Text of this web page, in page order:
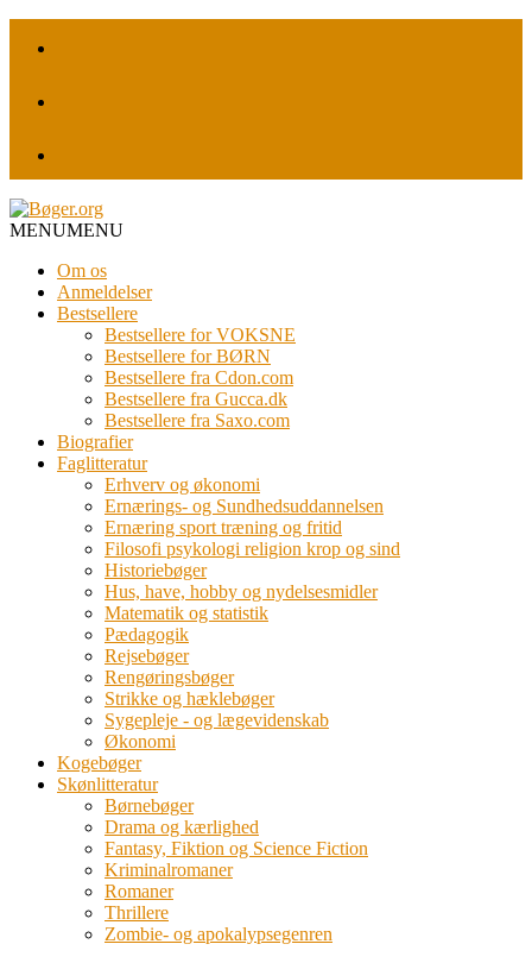
MENUMENU
Om os
Anmeldelser
Bestsellere
Bestsellere for VOKSNE
Bestsellere for BØRN
Bestsellere fra Cdon.com
Bestsellere fra Gucca.dk
Bestsellere fra Saxo.com
Biografier
Faglitteratur
Erhverv og økonomi
Ernærings- og Sundhedsuddannelsen
Ernæring sport træning og fritid
Filosofi psykologi religion krop og sind
Historiebøger
Hus, have, hobby og nydelsesmidler
Matematik og statistik
Pædagogik
Rejsebøger
Rengøringsbøger
Strikke og hæklebøger
Sygepleje - og lægevidenskab
Økonomi
Kogebøger
Skønlitteratur
Børnebøger
Drama og kærlighed
Fantasy, Fiktion og Science Fiction
Kriminalromaner
Romaner
Thrillere
Zombie- og apokalypsegenren